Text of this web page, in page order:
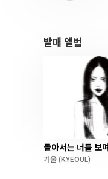
발매 앨범
돌아서는 너를 보
겨울(KYEOUL)